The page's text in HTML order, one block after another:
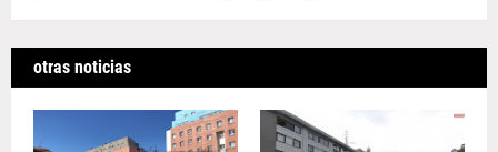
otras noticias